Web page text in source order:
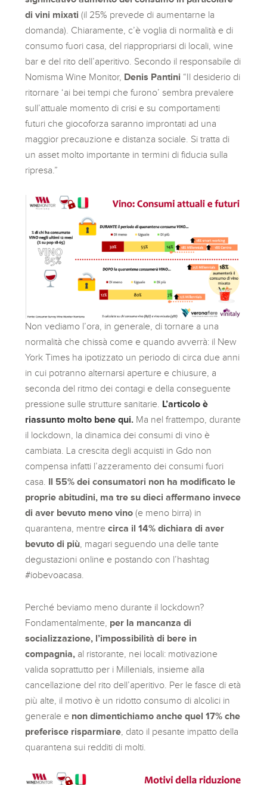
di vini mixati(il 25% prevede di aumentarne la
domanda). Chiaramente, c’è voglia di normalità e di
consumo fuori casa, del riappropriarsi di locali, wine
bar e del rito dell’aperitivo. Secondo il responsabile di
Nomisma Wine Monitor, Denis Pantini “Il desiderio di
ritornare ‘ai bei tempi che furono’ sembra prevalere
sull’attuale momento di crisi e su comportamenti
futuri che giocoforza saranno improntati ad una
maggior precauzione e distanza sociale. Si tratta di
un asset molto importante in termini di fiducia sulla
ripresa.”
Non vediamo l’ora, in generale, di tornare a una
normalità che chissà come e quando avverrà: il New
York Times ha ipotizzato un periodo di circa due anni
in cui potranno alternarsi aperture e chiusure, a
seconda del ritmo dei contagi e della conseguente
pressione sulle strutture sanitarie. L’articolo è
riassunto molto bene qui. Ma nel frattempo, durante
il lockdown, la dinamica dei consumi di vino è
cambiata. La crescita degli acquisti in Gdo non
compensa infatti l’azzeramento dei consumi fuori
casa. Il 55% dei consumatori non ha modificato le
proprie abitudini, ma tre su dieci affermano invece
di aver bevuto meno vino (e meno birra) in
quarantena, mentrecirca il 14% dichiara di aver
bevuto di più , magari seguendo una delle tante
degustazioni online e postando con l’hashtag
#iobevoacasa.
Perché beviamo meno durante il lockdown?
Fondamentalmente, per la mancanza di
socializzazione, l’impossibilità di bere in
compagnia, al ristorante, nei locali: motivazione
valida soprattutto per i Millenials, insieme alla
cancellazione del rito dell’aperitivo. Per le fasce di età
più alte, il motivo è un ridotto consumo di alcolici in
generale e non dimentichiamo anche quel 17% che
preferisce risparmiare , dato il pesante impatto della
quarantena sui redditi di molti.